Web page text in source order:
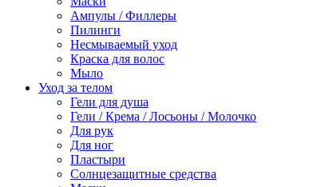
Ампулы / Филлеры
Пилинги
Несмываемый уход
Краска для волос
Мыло
Уход за телом
Гели для душа
Гели / Крема / Лосьоны / Молочко
Для рук
Для ног
Пластыри
Солнцезащитные средства